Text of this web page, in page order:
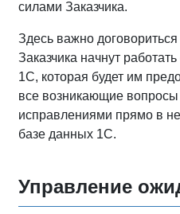
силами Заказчика.
Здесь важно договориться
Заказчика начнут
1С, которая будет им
все возникающие вопросы
исправлениями прямо в
базе данных 1С.
Управление